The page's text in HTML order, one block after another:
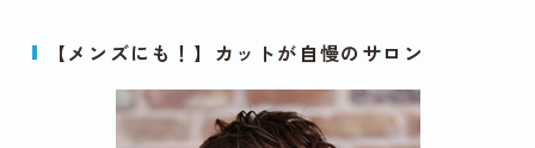
【メンズにも！】カットが自慢のサロン